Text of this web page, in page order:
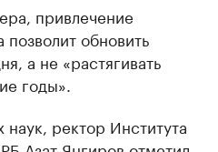
привлечение
позволит обновить
а не «растягивать
годы».
ректор Института